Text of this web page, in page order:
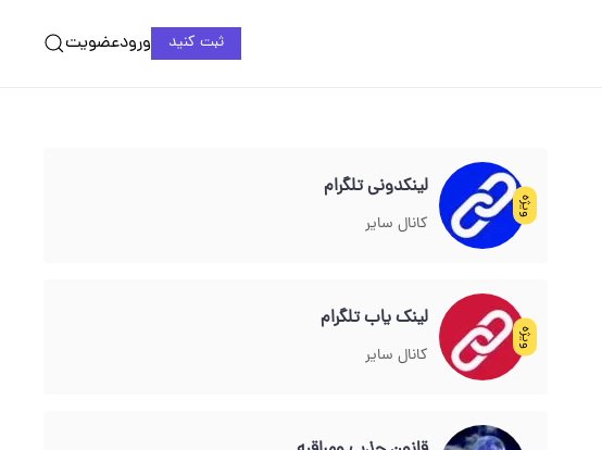
ثبت کنید ورودعضویت
ویژه
لینکدونی تلگرام
کانال سایر
ویژه
لینک یاب تلگرام
کانال سایر